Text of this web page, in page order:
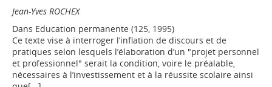
Jean-Yves ROCHEX
Dans Education permanente (125, 1995)
Ce texte vise à interroger l’inflation de discours et de
pratiques selon lesquels l’élaboration d’un "projet personnel
et professionnel" serait la condition, voire le préalable,
nécessaires à l’investissement et à la réussite scolaire ainsi